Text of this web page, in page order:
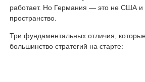
работает. Но Германия — это не США и
пространство.
Три фундаментальных отличия,
большинство стратегий на старте: